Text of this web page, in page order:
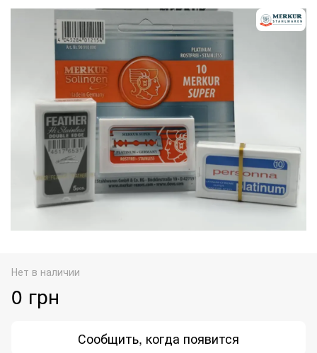
Нет в наличии
0 грн
Сообщить, когда появится